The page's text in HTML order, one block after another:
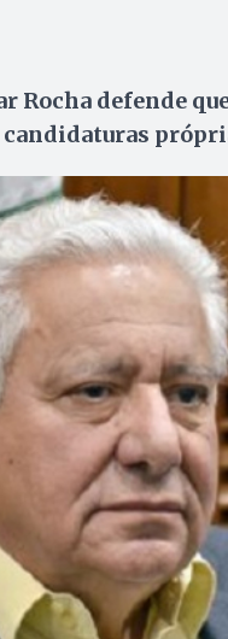
defende
candidaturas